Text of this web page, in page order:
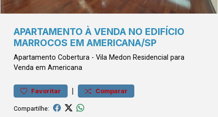
APARTAMENTO À VENDA NO EDIFÍCIO
MARROCOS EM AMERICANA/SP
Apartamento Cobertura - Vila Medon Residencial para
Venda em Americana
Favoritar | Comparar
Compartilhe: